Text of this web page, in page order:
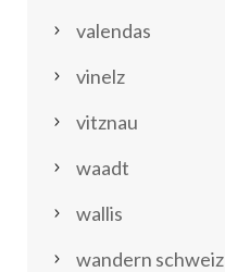
valendas
vinelz
vitznau
waadt
wallis
wandern schweiz